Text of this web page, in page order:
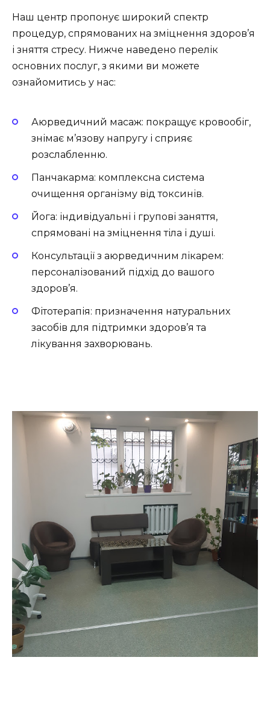
Наш центр пропонує широкий спектр
процедур, спрямованих на зміцнення здоров’я
і зняття стресу. Нижче наведено перелік
основних послуг, з якими ви можете
ознайомитись у нас:
Аюрведичний масаж: покращує кровообіг,
знімає м’язову напругу і сприяє
розслабленню.
Панчакарма: комплексна система
очищення організму від токсинів.
Йога: індивідуальні і групові заняття,
спрямовані на зміцнення тіла і душі.
Консультації з аюрведичним лікарем:
персоналізований підхід до вашого
здоров’я.
Фітотерапія: призначення натуральних
засобів для підтримки здоров’я та
лікування захворювань.